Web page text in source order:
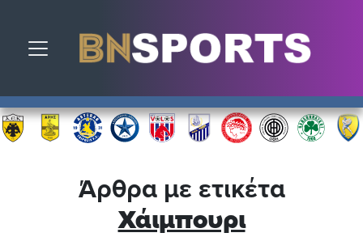
Toggle navigation
Άρθρα με ετικέτα
Χάιμπουρι